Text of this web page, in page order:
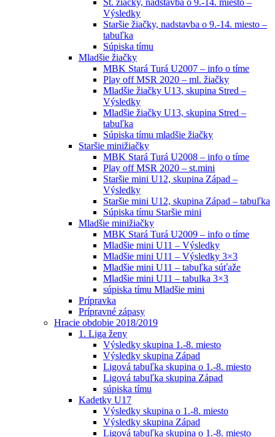
Výsledky
Staršie žiačky, nadstavba o 9.-14. miesto –
tabuľka
Súpiska tímu
Mladšie žiačky
MBK Stará Turá U2007 – info o tíme
Play off MSR 2020 – ml. žiačky
Mladšie žiačky U13, skupina Stred –
Výsledky
Mladšie žiačky U13, skupina Stred –
tabuľka
Súpiska tímu mladšie žiačky
Staršie minižiačky
MBK Stará Turá U2008 – info o tíme
Play off MSR 2020 – st.mini
Staršie mini U12, skupina Západ –
Výsledky
Staršie mini U12, skupina Západ – tabuľka
Súpiska tímu Staršie mini
Mladšie minižiačky
MBK Stará Turá U2009 – info o tíme
Mladšie mini U11 – Výsledky
Mladšie mini U11 – Výsledky 3×3
Mladšie mini U11 – tabuľka súťaže
Mladšie mini U11 – tabulka 3×3
súpiska tímu Mladšie mini
Prípravka
Prípravné zápasy
Hracie obdobie 2018/2019
1. Liga ženy
Výsledky skupina 1.-8. miesto
Výsledky skupina Západ
Ligová tabuľka skupina o 1.-8. miesto
Ligová tabuľka skupina Západ
súpiska tímu
Kadetky U17
Výsledky skupina o 1.-8. miesto
Výsledky skupina Západ
Ligová tabuľka skupina o 1.-8. miesto